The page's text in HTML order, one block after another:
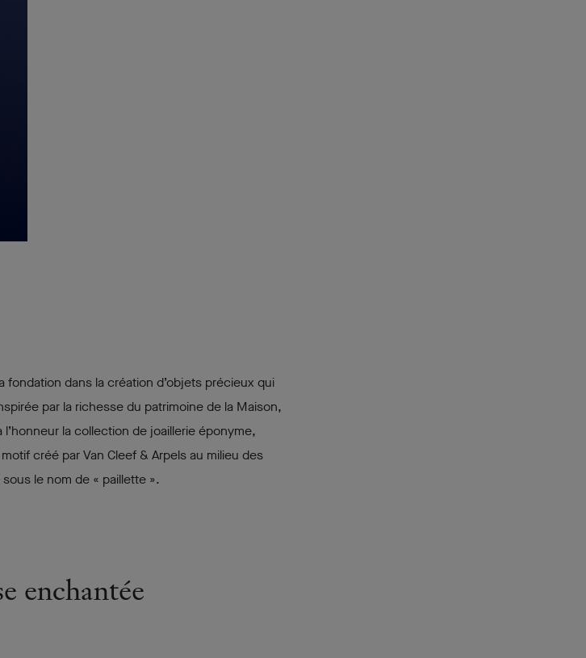
fondation dans la création d’objets précieux qui
par la richesse du patrimoine de la Maison,
la collection de joaillerie éponyme,
créé par Van Cleef & Arpels au milieu des
le nom de « paillette ».
enchantée